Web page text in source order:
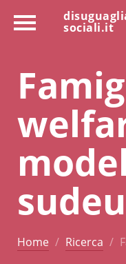
sociali.it
Home Ricerca